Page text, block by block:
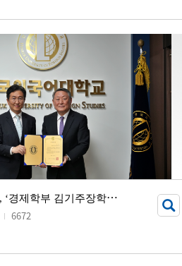
김
기주 동문(경제 80), ‘경제학부 김기주장학금’ 기부 서명식 개최
6672